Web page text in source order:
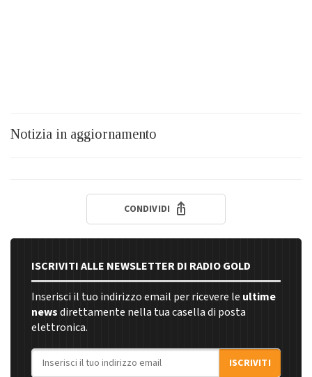
Notizia in aggiornamento
CONDIVIDI
ISCRIVITI ALLE NEWSLETTER DI RADIO GOLD
Inserisci il tuo indirizzo email per ricevere le ultime
newsdirettamente nella tua casella di posta
elettronica.
Indirizzo email
ISCRIVITI